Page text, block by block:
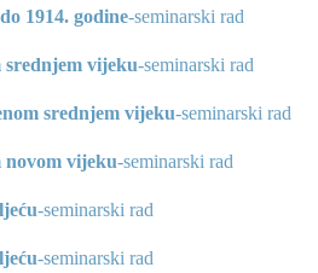
1914. godine-seminarski rad
vijeku-seminarski rad
srednjem vijeku-seminarski rad
vijeku-seminarski rad
-seminarski rad
-seminarski rad